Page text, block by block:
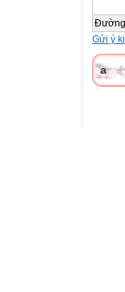
Gửi ý
a